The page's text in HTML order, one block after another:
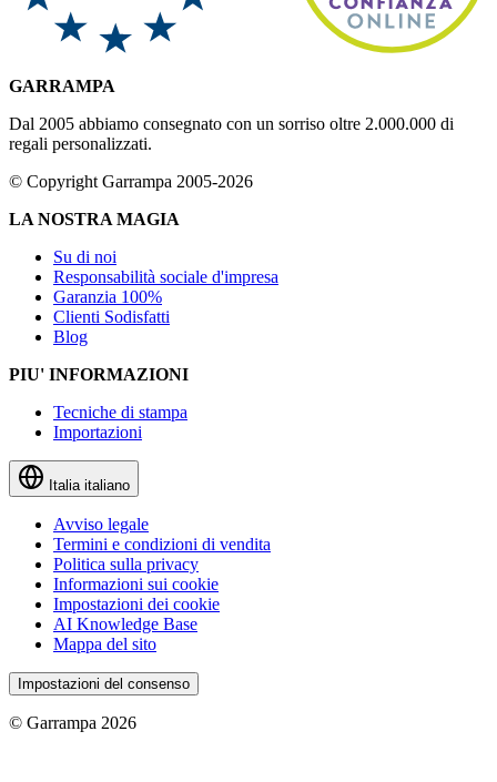
GARRAMPA
Dal 2005 abbiamo consegnato con un sorriso oltre 2.000.000 di
regali personalizzati.
© Copyright Garrampa 2005-2026
LA NOSTRA MAGIA
Su di noi
Responsabilità sociale d'impresa
Garanzia 100%
Clienti Sodisfatti
Blog
PIU' INFORMAZIONI
Tecniche di stampa
Importazioni
Italia italiano
Avviso legale
Termini e condizioni di vendita
Politica sulla privacy
Informazioni sui cookie
Impostazioni dei cookie
AI Knowledge Base
Mappa del sito
Impostazioni del consenso
© Garrampa 2026